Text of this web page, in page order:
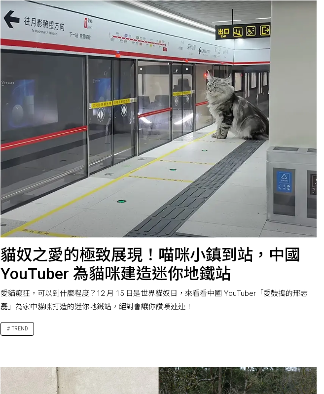
貓奴之愛的極致展現！喵咪小鎮到站，中國
YouTuber 為貓咪建造迷你地鐵站
愛貓癡狂，可以到什麼程度？12 月 15 日是世界貓奴日，來看看中國 YouTuber「愛鼓搗的邢志
磊」為家中貓咪打造的迷你地鐵站，絕對會讓你讚嘆連連！
TREND